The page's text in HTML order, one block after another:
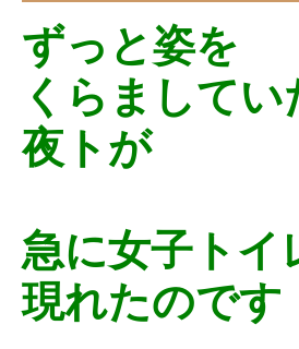
ずっと姿を
くらましてい
夜トが
急に女子トイ
現れたのです